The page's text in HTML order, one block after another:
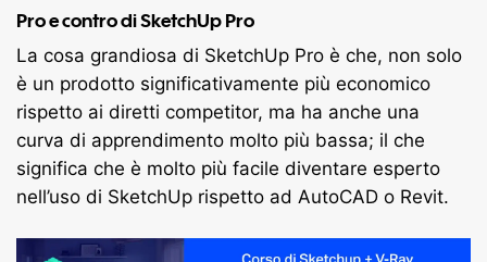
Pro e contro di SketchUp Pro
La cosa grandiosa di SketchUp Pro è che, non solo
è un prodotto significativamente più economico
rispetto ai diretti competitor, ma ha anche una
curva di apprendimento molto più bassa; il che
significa che è molto più facile diventare esperto
nell’uso di SketchUp rispetto ad AutoCAD o Revit.